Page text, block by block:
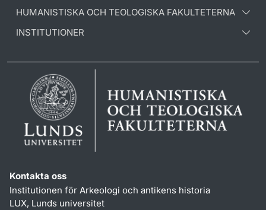
HUMANISTISKA OCH TEOLOGISKA FAKULTETERNA
INSTITUTIONER
Kontakta oss
Institutionen för Arkeologi och antikens historia
LUX, Lunds universitet